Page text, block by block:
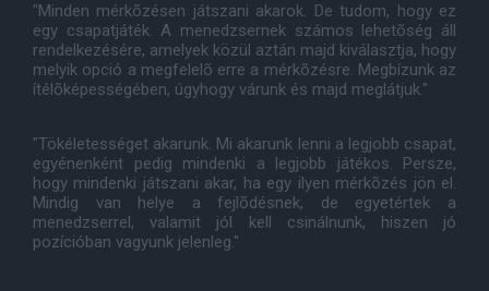
"Minden mérkõzésen játszani akarok. De tudom, hogy ez
egy csapatjáték. A menedzsernek számos lehetõség áll
rendelkezésére, amelyek közül aztán majd kiválasztja, hogy
melyik opció a megfelelõ erre a mérkõzésre. Megbízunk az
ítélõképességében, úgyhogy várunk és majd meglátjuk."
"Tökéletességet akarunk. Mi akarunk lenni a legjobb csapat,
egyénenként pedig mindenki a legjobb játékos. Persze,
hogy mindenki játszani akar, ha egy ilyen mérkõzés jön el.
Mindig van helye a fejlõdésnek, de egyetértek a
menedzserrel, valamit jól kell csinálnunk, hiszen jó
pozícióban vagyunk jelenleg."